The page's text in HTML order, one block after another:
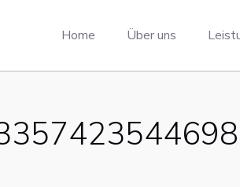
Home Über uns